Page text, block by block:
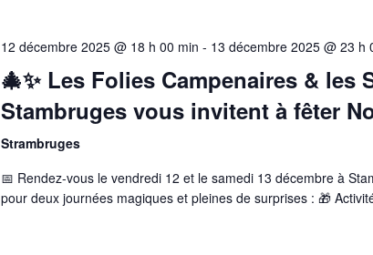
12 décembre 2025 @ 18 h 00 min - 13 décembre 2025 @ 23 h
🎄✨ Les Folies Campenaires & les
Stambruges vous invitent à fêter
Strambruges
📅 Rendez-vous le vendredi 12 et le samedi 13 décembre à
pour deux journées magiques et pleines de surprises : 🎁